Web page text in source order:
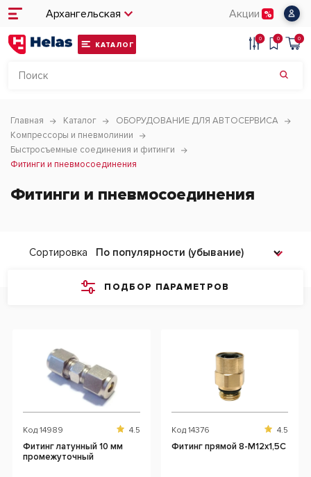
Архангельская Акции
КАТАЛОГ
0 0 0
Главная Каталог
ОБОРУДОВАНИЕ ДЛЯ АВТОСЕРВИСА
Компрессоры и пневмолинии
Быстросъемные соединения и фитинги
Фитинги и пневмосоединения
Фитинги и пневмосоединения
ПОДБОР ПАРАМЕТРОВ
Сортировка
Код 14989 4.5
Фитинг латунный 10 мм
промежуточный
Код 14376 4.5
Фитинг прямой 8-M12x1,5C